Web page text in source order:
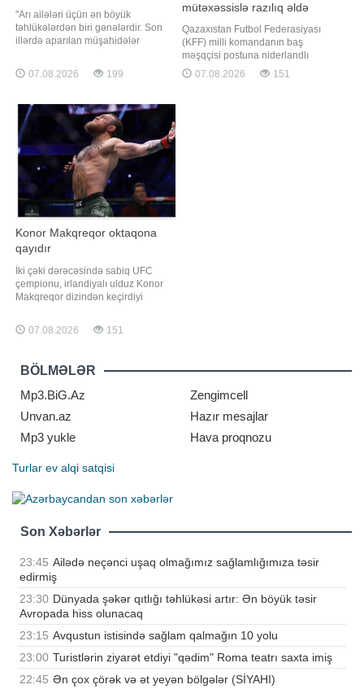
"Arı ailələri üçün ən böyük
təhlükələrdən biri gənələrdir. Son
illərdə aparılan müşahidələr
edən bəzi gənələr istifadə olunan
dərmanlara qarşı davamlılıq
sonra onların sayı arzu olunan
səviyyəyə enmir və qısa müddətdə
yenidən çoxalır"
07.08.2026 199
mütəxəssislə razılıq əldə
olundu
Qazaxıstan Futbol Federasiyası
(KFF) milli komandanın baş
məşqçisi postuna niderlandlı
mütəxəssis Con van't Sxipi
gətirməklə bağlı yekun razılıq əldə
07.08.2026 151
Konor Makqreqor oktaqona
qayıdır
İki çəki dərəcəsində sabiq UFC
çempionu, irlandiyalı ulduz Konor
Makqreqor dizindən keçirdiyi
müjdələyib və oktaqona möhtəşəm
qayıdış üçün hazırlıqlara başladığını
məşhur idmançı sosial şəbəkə
hesabında paylaşım edib.
"Əməliyya
07.08.2026 151
BÖLMƏLƏR
Mp3.BiG.Az
Zengimcell
Unvan.az
Hazır mesajlar
Mp3 yukle
Hava proqnozu
Turlar ev alqi satqisi
Son Xəbərlər
23:45 Ailədə neçənci uşaq olmağımız sağlamlığımıza təsir
edirmiş
23:30 Dünyada şəkər qıtlığı təhlükəsi artır: Ən böyük təsir
Avropada hiss olunacaq
23:15 Avqustun istisində sağlam qalmağın 10 yolu
23:00 Turistlərin ziyarət etdiyi "qədim" Roma teatrı saxta imiş
22:45 Ən çox çörək və ət yeyən bölgələr (SİYAHI)